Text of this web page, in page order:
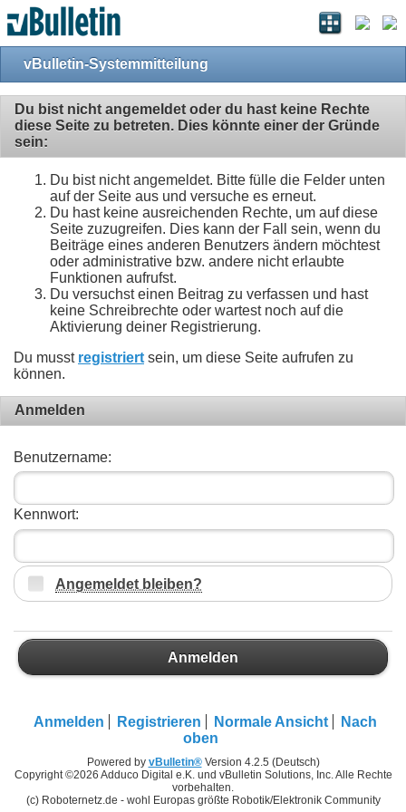
vBulletin-Systemmitteilung
Du bist nicht angemeldet oder du hast keine Rechte
diese Seite zu betreten. Dies könnte einer der Gründe
sein:
Du bist nicht angemeldet. Bitte fülle die Felder unten
auf der Seite aus und versuche es erneut.
Du hast keine ausreichenden Rechte, um auf diese
Seite zuzugreifen. Dies kann der Fall sein, wenn du
Beiträge eines anderen Benutzers ändern möchtest
oder administrative bzw. andere nicht erlaubte
Funktionen aufrufst.
Du versuchst einen Beitrag zu verfassen und hast
keine Schreibrechte oder wartest noch auf die
Aktivierung deiner Registrierung.
Du musst registriert sein, um diese Seite aufrufen zu
können.
Anmelden
Benutzername:
Kennwort:
Angemeldet bleiben?
Anmelden
Anmelden Registrieren Normale Ansicht
Nach
oben
Powered by vBulletin®Version 4.2.5 (Deutsch)
Copyright ©2026 Adduco Digital e.K. und vBulletin Solutions, Inc. Alle Rechte
vorbehalten.
(c) Roboternetz.de - wohl Europas größte Robotik/Elektronik Community